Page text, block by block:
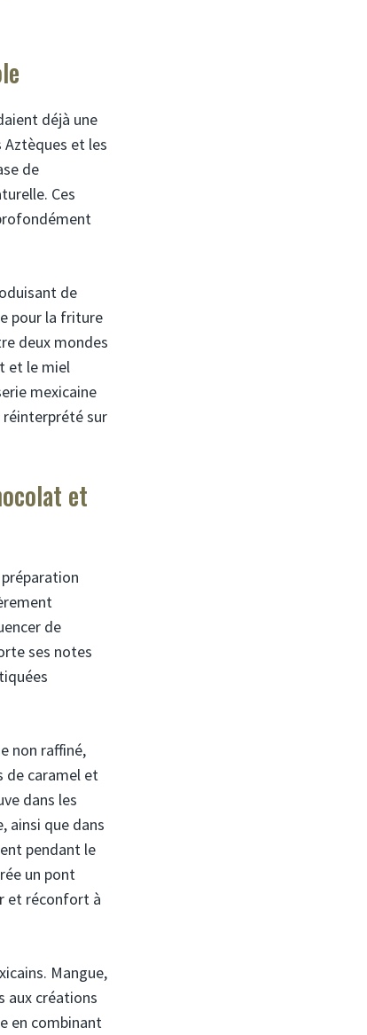
déjà une
et les
de
Ces
de
pour la friture
deux mondes
et le miel
mexicaine
réinterprété sur
et
de
ses notes
non raffiné,
de caramel et
dans les
ainsi que dans
pendant le
un pont
et réconfort à
Mangue,
aux créations
en combinant